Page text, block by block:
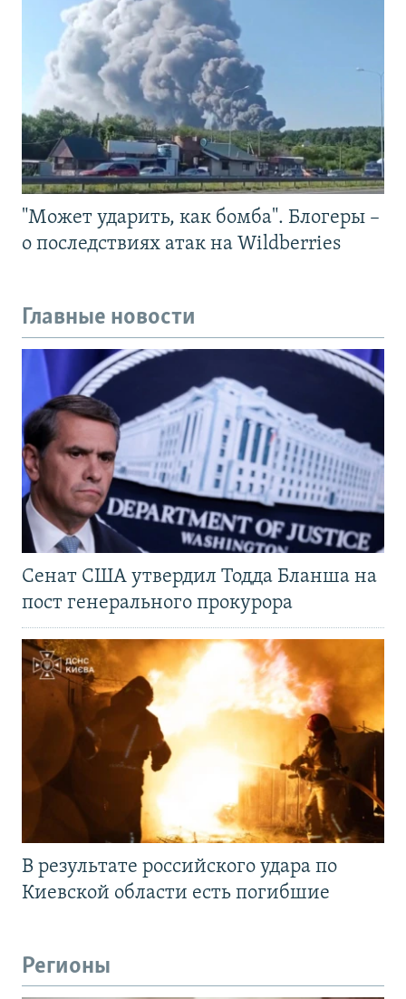
"Может ударить, как бомба". Блогеры –
о последствиях атак на Wildberries
Главные новости
Сенат США утвердил Тодда Бланша на
пост генерального прокурора
В результате российского удара по
Киевской области есть погибшие
Регионы